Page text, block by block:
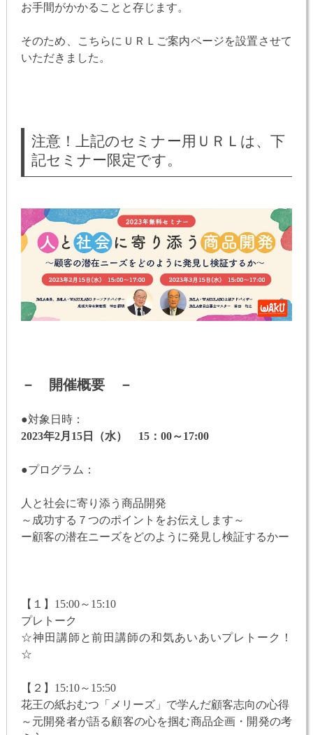
お手間がかかることと存じます。
そのため、こちらにＵＲＬご案内ページを設置させて
いただきました。
注意！上記のセミナー用ＵＲＬは、下
記セミナー限定です。
－ 開催概要 －
●対象日時：
2023年2月15日（水） 15：00～17:00
●プログラム：
人と社会に寄り添う商品開発
～成功する７つのポイントをお伝えします～
ー顧客の潜在ニーズをどのように発見し検証するかー
【１】15:00～15:10
プレトーク
☆神田講師と前田講師の和気あいあいプレトーク！
☆
【２】15:10～15:50
花王の紙おむつ「メリーズ」で学んだ顧客志向の心得
～元開発者が語る顧客の心を掴む商品企画・開発の考